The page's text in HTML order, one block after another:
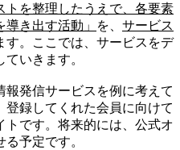
トを整理したうえで、各要素
き出す活動」
を、 サービス
す。ここでは、サービスをデ
いきます。
発信サービスを例に考えて
録してくれた会員に向けて
トです。将来的には、公式オ
予定です。